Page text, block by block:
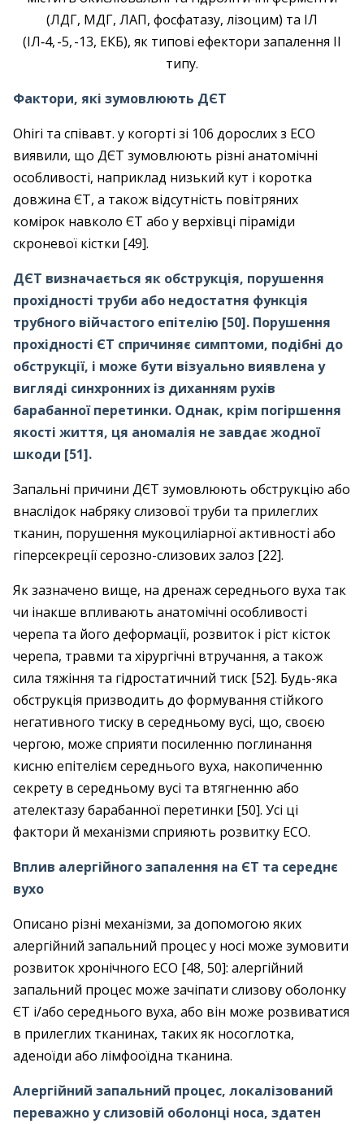
(ЛДГ, МДГ, ЛАП, фосфатазу, лізоцим) та IЛ
(IЛ‑4, -5, -13, EКБ), як типові ефектори запалення II
типу.
Фактори, які зумовлюють ДЄТ
Ohiri та співавт. у когорті зі 106 дорослих з ЕСО
виявили, що ДЄТ зумовлюють різні анатомічні
особливості, наприклад низький кут і коротка
довжина ЄТ, а також відсутність повітряних
комірок навколо ЄТ або у верхівці піраміди
скроневої кістки [49].
ДЄТ визначається як обструкція, порушення
прохідності труби або недостатня функція
трубного війчастого епітелію [50]. Порушення
прохідності ЄТ спричиняє симптоми, подібні до
обструкції, і може бути візуально виявлена у
вигляді синхронних із диханням рухів
барабанної перетинки. Однак, крім погіршення
якості життя, ця аномалія не завдає жодної
шкоди [51].
Запальні причини ДЄТ зумовлюють обструкцію або
внаслідок набряку слизової труби та прилеглих
тканин, порушення мукоциліарної активності або
гіперсекреції серозно-слизових залоз [22].
Як зазначено вище, на дренаж середнього вуха так
чи інакше впливають анатомічні особливості
черепа та його деформації, розвиток і ріст кісток
черепа, травми та хірургічні втручання, а також
сила тяжіння та гідростатичний тиск [52]. Будь-яка
обструкція призводить до формування стійкого
негативного тиску в середньому вусі, що, своєю
чергою, може сприяти посиленню поглинання
кисню епітелієм середнього вуха, накопиченню
секрету в середньому вусі та втягненню або
ателектазу барабанної перетинки [50]. Усі ці
фактори й механізми сприяють розвитку ЕСО.
Вплив алергійного запалення на ЄТ та середнє
вухо
Описано різні механізми, за допомогою яких
алергійний запальний процес у носі може зумовити
розвиток хронічного ЕСО [48, 50]: алергійний
запальний процес може зачіпати слизову оболонку
ЄТ і/або середнього вуха, або він може розвиватися
в прилеглих тканинах, таких як носоглотка,
аденоїди або лімфооїдна тканина.
Алергійний запальний процес, локалізований
переважно у слизовій оболонці носа, здатен